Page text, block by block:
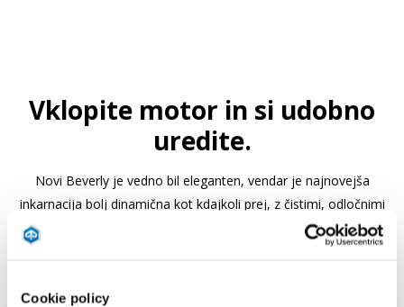
Cookie policy
Vklopite motor in si udobno
uredite.
Novi Beverly je vedno bil eleganten, vendar je najnovejša
inkarnacija bolj dinamična kot kdajkoli prej, z čistimi, odločnimi
linijami in podrobnostmi, ki poudarjajo njegov hrapav,